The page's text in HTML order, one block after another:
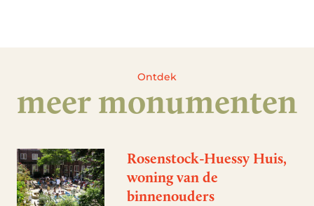
Ontdek
meer monumenten
Rosenstock-Huessy Huis,
woning van de
binnenouders